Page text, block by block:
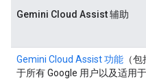
Gemini Cloud Assist 辅助
Gemini Cloud Assist 功能 （
于所有 Google 用户以及适用